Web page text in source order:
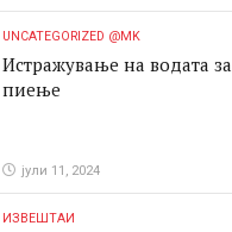
UNCATEGORIZED @MK
Истражување на водата за
пиење
јули 11, 2024
ИЗВЕШТАИ